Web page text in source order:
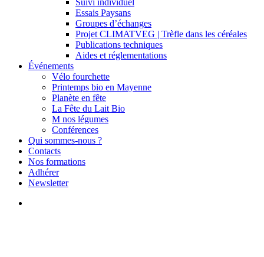
Suivi individuel
Essais Paysans
Groupes d’échanges
Projet CLIMATVEG | Trèfle dans les céréales
Publications techniques
Aides et réglementations
Événements
Vélo fourchette
Printemps bio en Mayenne
Planète en fête
La Fête du Lait Bio
M nos légumes
Conférences
Qui sommes-nous ?
Contacts
Nos formations
Adhérer
Newsletter